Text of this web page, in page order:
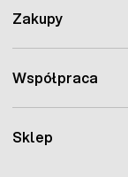
Szczegóły
Napięcie
Sklep
Zakupy
Współpraca